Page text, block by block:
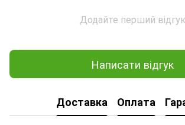
Додайте перший відгук
Написати відгук
Доставка Оплата